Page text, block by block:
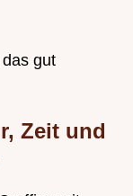
gut
Zeit und